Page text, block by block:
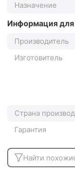
Назначение
Информация для
Производитель
Изготовитель
Страна
Гарантия
Найти